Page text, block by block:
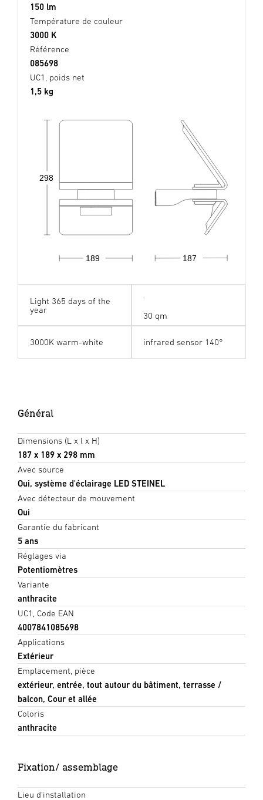
150 lm
Température de couleur
3000 K
Référence
085698
UC1, poids net
1,5 kg
189 187
298
Light 365 days of the
year
30 qm
3000K warm-white infrared sensor 140°
Général
Dimensions (L x l x H)
187 x 189 x 298 mm
Avec source
Oui, système d'éclairage LED STEINEL
Avec détecteur de mouvement
Oui
Garantie du fabricant
5 ans
Réglages via
Potentiomètres
Variante
anthracite
UC1, Code EAN
4007841085698
Applications
Extérieur
Emplacement, pièce
extérieur, entrée, tout autour du bâtiment, terrasse /
balcon, Cour et allée
Coloris
anthracite
Fixation/ assemblage
Lieu d'installation